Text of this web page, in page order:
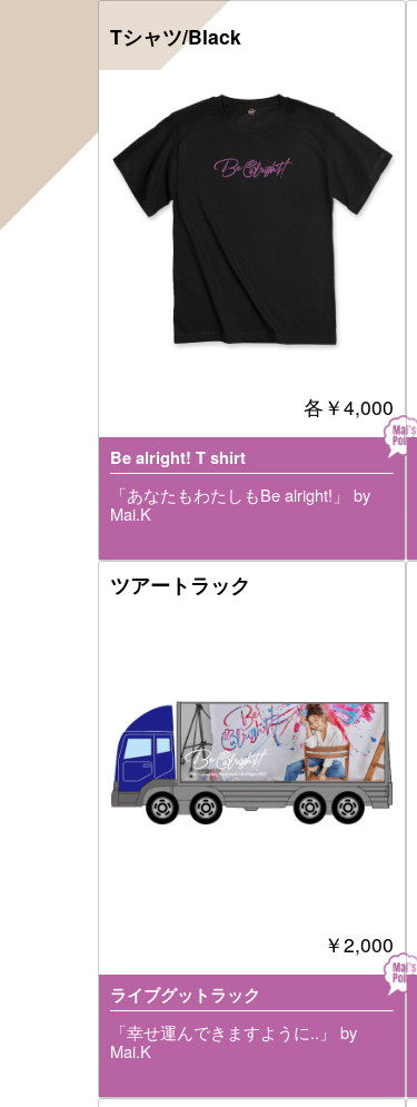
Tシャツ/Black
各 ￥4,000
Be alright! T shirt
「あなたもわたしもBe alright!」 by
Mai.K
ツアートラック
￥2,000
ライブグットラック
「幸せ運んできますように..」 by
Mai.K